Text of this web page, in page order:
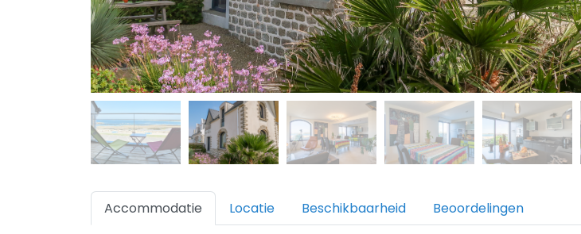
Accommodatie Locatie Beschikbaarheid Beoordelingen